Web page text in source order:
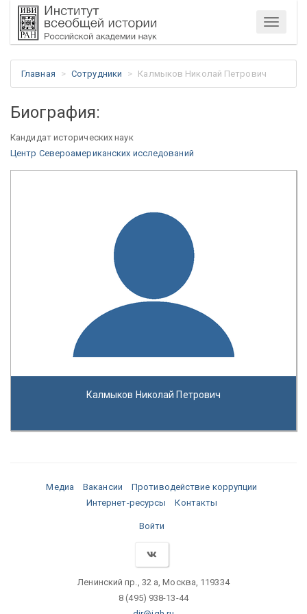
Меню
Главная Сотрудники Калмыков Николай Петрович
Биография:
Кандидат исторических наук
Центр Североамериканских исследований
Калмыков Николай Петрович
Медиа Вакансии
Противодействие коррупции
Интернет-ресурсы
Контакты
Войти
Ленинский пр., 32 а, Москва, 119334
8 (495) 938-13-44